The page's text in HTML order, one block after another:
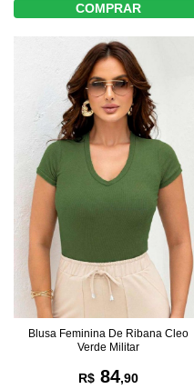
COMPRAR
Blusa Feminina De Ribana Cleo
Verde Militar
R$84,90